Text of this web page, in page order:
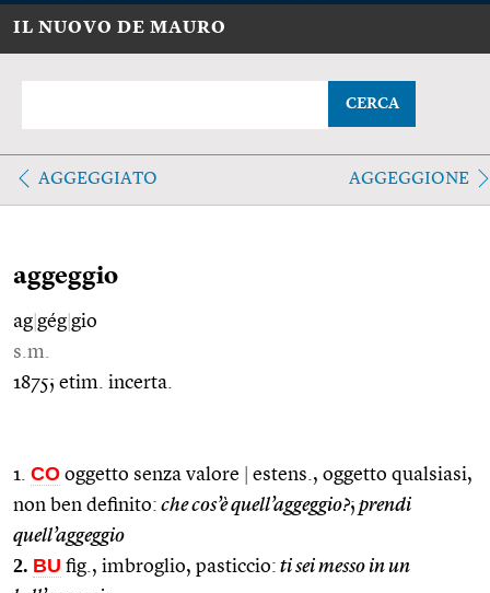
IL NUOVO DE MAURO
CERCA
AGGEGGIATO AGGEGGIONE
aggeggio
ag gég gio
s.m.
1875; etim. incerta.
1. CO oggetto senza valore
estens., oggetto qualsiasi,
non ben definito: che cos’è quell’aggeggio?; prendi
quell’aggeggio
2. BU fig., imbroglio, pasticcio: ti sei messo in un